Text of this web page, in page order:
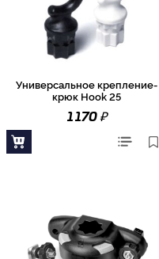
Универсальное крепление-
крюк Hook 25
1 170₽